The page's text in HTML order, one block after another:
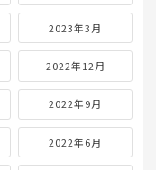
2023年3月
2022年12月
2022年9月
2022年6月